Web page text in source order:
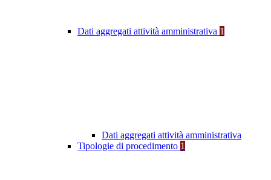
Dati aggregati attività amministrativa 1
Dati aggregati attività amministrativa
Tipologie di procedimento 1